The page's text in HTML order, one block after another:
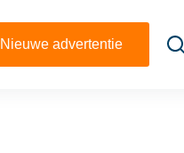
Nieuwe advertentie